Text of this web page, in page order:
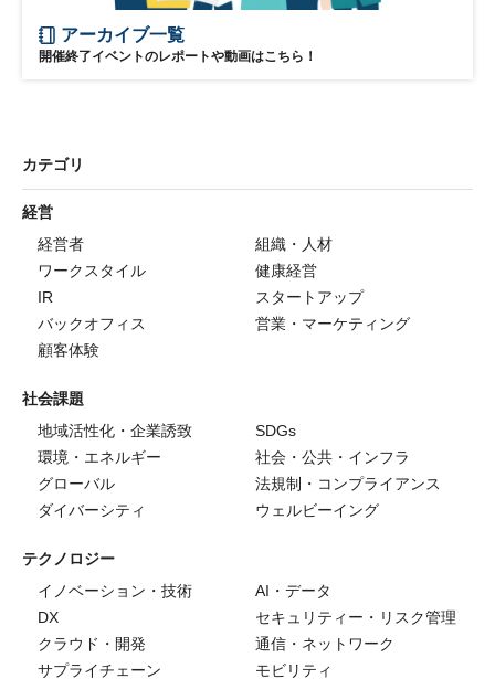
アーカイブ一覧
開催終了イベントのレポートや動画はこちら！
カテゴリ
経営
経営者
組織・人材
ワークスタイル
健康経営
IR
スタートアップ
バックオフィス
営業・マーケティング
顧客体験
社会課題
地域活性化・企業誘致
SDGs
環境・エネルギー
社会・公共・インフラ
グローバル
法規制・コンプライアンス
ダイバーシティ
ウェルビーイング
テクノロジー
イノベーション・技術
AI・データ
DX
セキュリティー・リスク管理
クラウド・開発
通信・ネットワーク
サプライチェーン
モビリティ